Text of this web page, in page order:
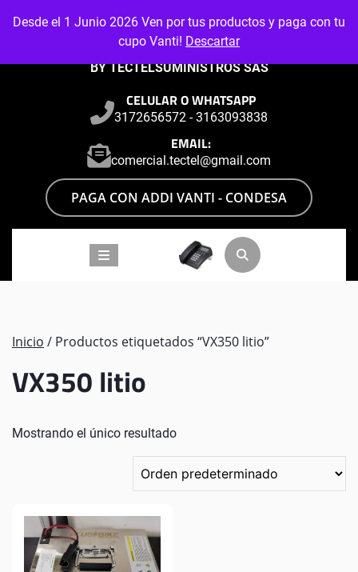
Desde el 1 Junio 2026 Ven por tus productos y paga con tu
cupo Vanti! Descartar
BY TECTELSUMINISTROS SAS
CELULAR O WHATSAPP
3172656572 - 3163093838
EMAIL:
comercial.tectel@gmail.com
PAGA CON ADDI VANTI - CONDESA
Inicio / Productos etiquetados “VX350 litio”
VX350 litio
Mostrando el único resultado